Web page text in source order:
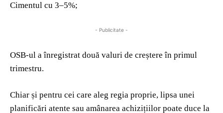
Cimentul cu 3–5%;
- Publicitate -
OSB-ul a înregistrat două valuri de creștere în primul
trimestru.
Chiar și pentru cei care aleg regia proprie, lipsa unei
planificări atente sau amânarea achizițiilor poate duce la